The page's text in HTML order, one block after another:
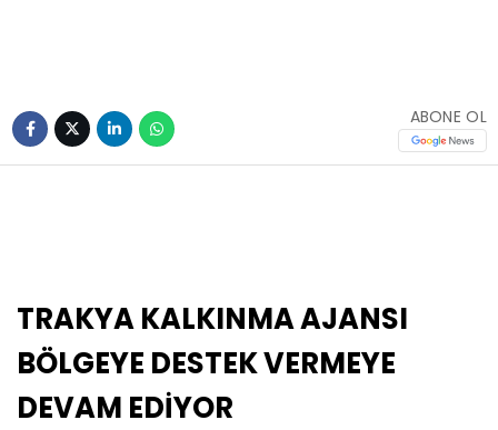
ABONE OL
TRAKYA KALKINMA AJANSI
BÖLGEYE DESTEK VERMEYE
DEVAM EDİYOR